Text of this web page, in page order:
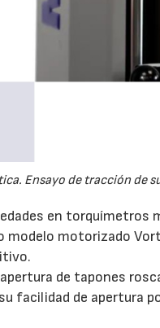
Ensayo de tracción de
en torquímetros
modelo motorizado
de tapones
facilidad de apertura